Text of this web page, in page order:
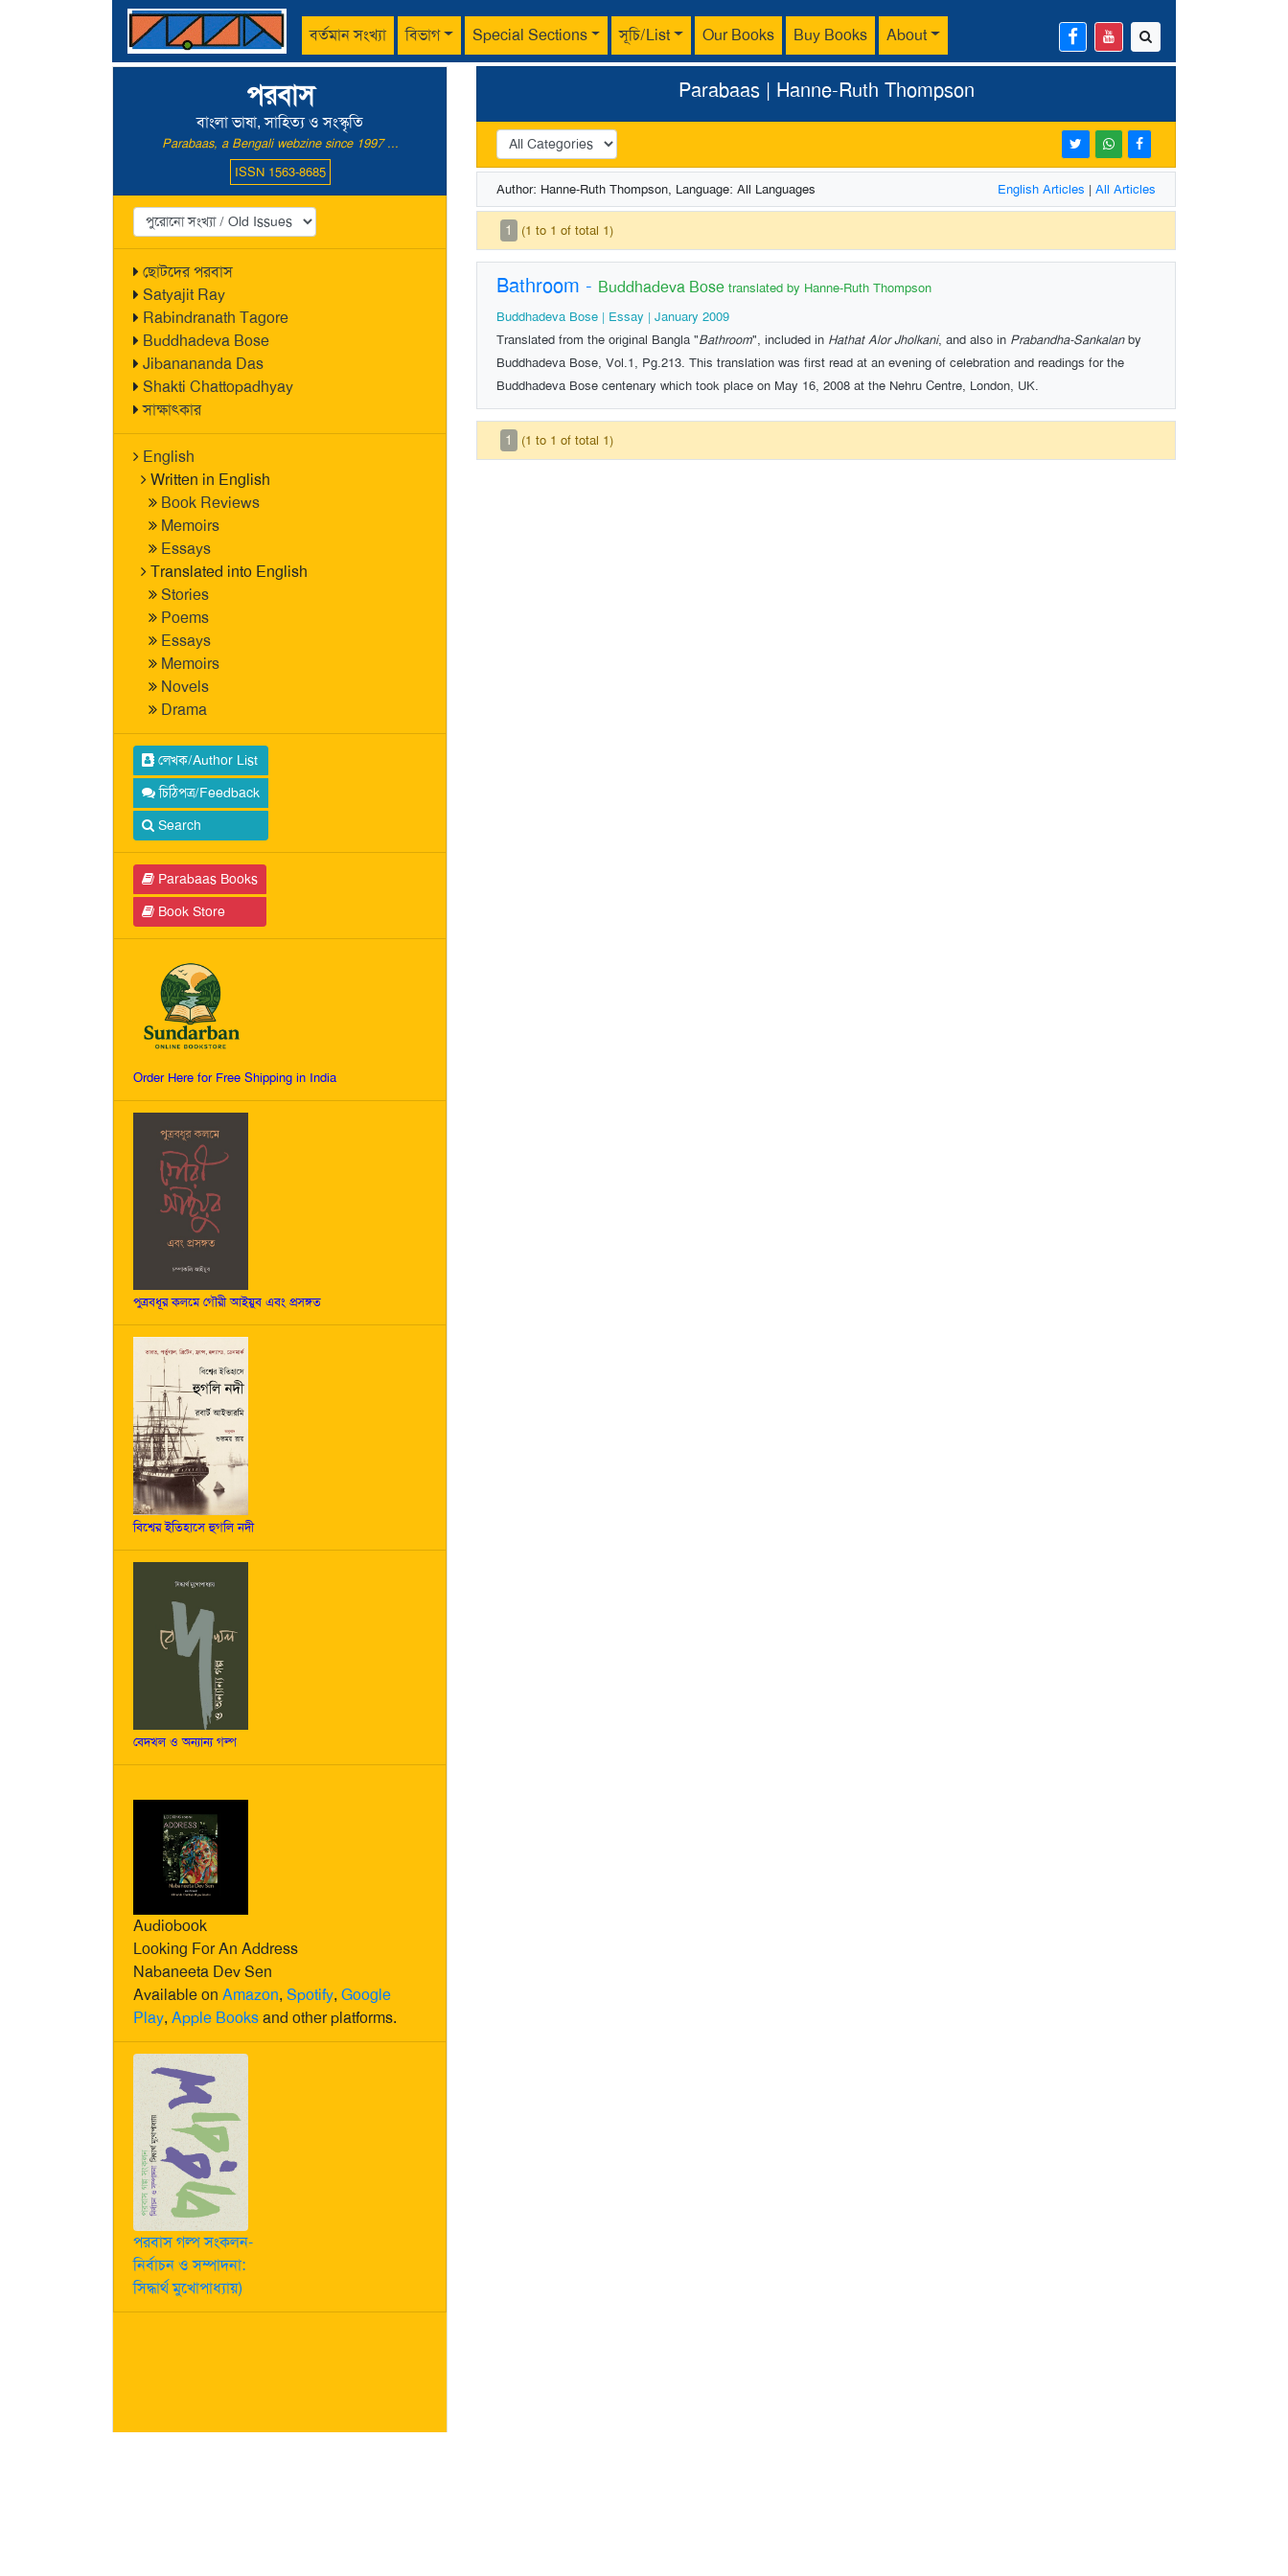
বর্তমান সংখ্যা বিভাগ Special Sections সূচি/List Our Books Buy Books About
পরবাস
বাংলা ভাষা, সাহিত্য ও সংস্কৃতি
Parabaas, a Bengali webzine since 1997 ...
ISSN 1563-8685
ছোটদের পরবাস
Satyajit Ray
Rabindranath Tagore
Buddhadeva Bose
Jibanananda Das
Shakti Chattopadhyay
সাক্ষাৎকার
English
Written in English
Book Reviews
Memoirs
Essays
Translated into English
Stories
Poems
Essays
Memoirs
Novels
Drama
লেখক/Author List
চিঠিপত্র/Feedback
Search
Parabaas Books
Book Store
Order Here for Free Shipping in India
পুত্রবধূর কলমে গৌরী আইয়ুব এবং প্রসঙ্গত
বিশ্বের ইতিহাসে হুগলি নদী
বেদখল ও অন্যান্য গল্প
Audiobook
Looking For An Address
Nabaneeta Dev Sen
Available on Amazon, Spotify, Google
Play, Apple Booksand other platforms.
পরবাস গল্প সংকলন-
নির্বাচন ও সম্পাদনা:
সিদ্ধার্থ মুখোপাধ্যায়)
Parabaas | Hanne-Ruth Thompson
Author: Hanne-Ruth Thompson, Language: All Languages English Articles | All Articles
1 (1 to 1 of total 1)
Bathroom - Buddhadeva Bose translated by Hanne-Ruth Thompson
Buddhadeva Bose | Essay | January 2009
Translated from the original Bangla "Bathroom", included in Hathat Alor Jholkani, and also in Prabandha-Sankalanby
Buddhadeva Bose, Vol.1, Pg.213. This translation was first read at an evening of celebration and readings for the
Buddhadeva Bose centenary which took place on May 16, 2008 at the Nehru Centre, London, UK.
1 (1 to 1 of total 1)